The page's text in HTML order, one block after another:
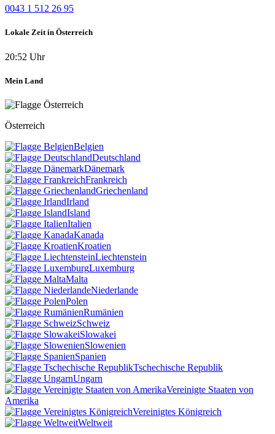
0043 1 512 26 95
Lokale Zeit in Österreich
20:52 Uhr
Mein Land
Österreich
Belgien
Deutschland
Dänemark
Frankreich
Griechenland
Irland
Island
Italien
Kanada
Kroatien
Liechtenstein
Luxemburg
Malta
Niederlande
Polen
Rumänien
Schweiz
Slowakei
Slowenien
Spanien
Tschechische Republik
Ungarn
Vereinigte Staaten von
Amerika
Vereinigtes Königreich
Weltweit